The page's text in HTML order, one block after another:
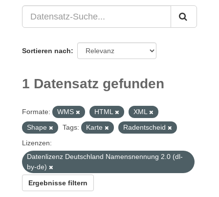
Sortieren nach
1 Datensatz gefunden
Formate: WMS HTML
XML
Shape
Tags: Karte
Radentscheid
Lizenzen:
Datenlizenz Deutschland Namensnennung 2.0 (dl-
by-de)
Ergebnisse filtern